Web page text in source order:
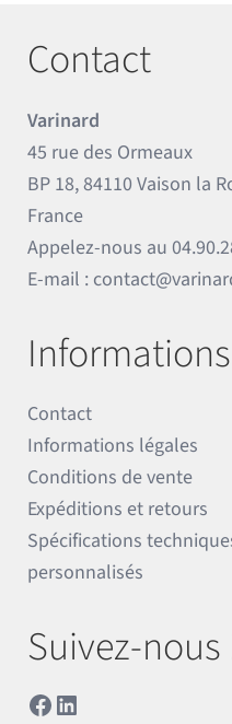
Contact
Varinard
45 rue des Ormeaux
BP 18, 84110 Vaison la
France
Appelez-nous au
E-mail :
Informations
Contact
Informations légales
Conditions de vente
Expéditions et retours
Spécifications
personnalisés
Suivez-nous
Facebook
LinkedIn